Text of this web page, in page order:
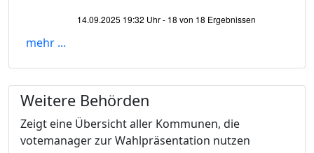
mehr ...
Weitere Behörden
Zeigt eine Übersicht aller Kommunen, die
votemanager zur Wahlpräsentation nutzen